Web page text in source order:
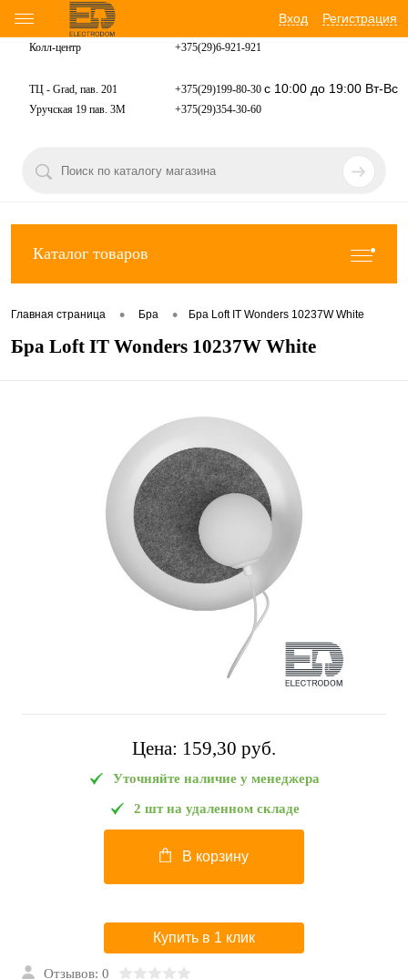
Вход Регистрация
Колл-центр +375(29)6-921-921
ТЦ - Grad, пав. 201 +375(29)199-80-30 с 10:00 до 19:00 Вт-Вс
Уручская 19 пав. 3М +375(29)354-30-60
Каталог товаров
Главная страница • Бра • Бра Loft IT Wonders 10237W White
Бра Loft IT Wonders 10237W White
Цена: 159,30 pуб.
Уточняйте наличие у менеджера
2 шт на удаленном складе
В корзину
Купить в 1 клик
Отзывов: 0